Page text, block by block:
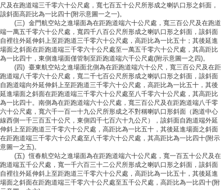
尺及在跑道端三千零六十公尺處，寬七百五十公尺所形成之喇叭口形之斜面，
該斜面高距比為一比四十(附示意圖一之一)。
(三) 金門航空站之進場面為在距跑道端六十公尺處，寬三百公尺及在跑道
端一萬五千零六十公尺處，寬四千八百公尺所形成之喇叭口形之斜面，該斜面
自裡往外延伸斜上至距跑道三千零六十公尺處，高距比為一比五十；其後延進
場面之斜面在距跑道端三千零六十公尺處至一萬五千零六十公尺處，其高距比
為一比四十，東側進場面僅管制至距跑道端六千公尺處(附示意圖一之四)。
(四) 臺東航空站之進場面北側為在距跑道端六十公尺，寬三百公尺及在距
跑道端八千零六十公尺處，寬二千七百公尺所形成之喇叭口形之斜面，該斜面
自跑道端向外延伸斜上至距跑道三千零六十公尺處，高距比為一比五十，其後
延進場面之斜面在距跑道端三千零六十公尺處至八千零六十公尺處，其高距比
為一比四十。南側為在距跑道端六十公尺處，寬三百公尺及在距跑道端八千零
六十公尺處，寬六千一百一十九公尺所形成之不對稱喇叭口形斜面（跑道中心
線西側一千三百五十公尺，東側四千七百六十九公尺），該斜面自跑道端外延
伸斜上至距跑道三千零六十公尺處，高距比為一比五十，其後延進場面之斜面
在距跑道端三千零六十公尺處至八千零六十公尺處，其高距比為一比四十(附示
意圖一之五)。
(五) 恆春航空站之進場面為在距跑道端六十公尺處，寬一百五十公尺及在
跑道端五千公尺處，寬一千六百三十二公尺所形成之喇叭口形之斜面，該斜面
自裡往外延伸斜上至距跑道三千零六十公尺處，高距比為一比五十，其後延進
場面之斜面在距跑道端三千零六十公尺處至五千公尺處，高距比為一比四十(附